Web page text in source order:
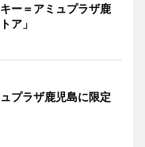
ー＝アミュプラザ鹿
ア」
プラザ鹿児島に限定